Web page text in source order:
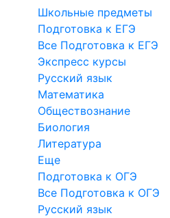
Школьные предметы
Подготовка к ЕГЭ
Все Подготовка к ЕГЭ
Экспресс курсы
Русский язык
Математика
Обществознание
Биология
Литература
Еще
Подготовка к ОГЭ
Все Подготовка к ОГЭ
Русский язык